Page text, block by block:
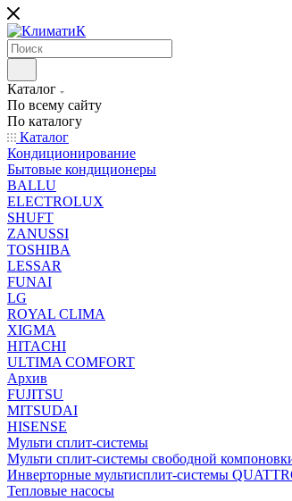
Каталог
По всему сайту
По каталогу
Каталог
Кондиционирование
Бытовые кондиционеры
BALLU
ELECTROLUX
SHUFT
ZANUSSI
TOSHIBA
LESSAR
FUNAI
LG
ROYAL CLIMA
XIGMA
HITACHI
ULTIMA COMFORT
Архив
FUJITSU
MITSUDAI
HISENSE
Мульти сплит-системы
Мульти сплит-системы свободной
Инверторные мультисплит-системы
Тепловые насосы